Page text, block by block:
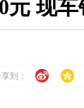
元 现车
到：